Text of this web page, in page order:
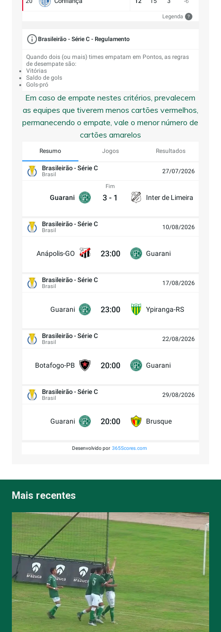
Legenda ?
Brasileirão - Série C - Regulamento
Quando dois (ou mais) times empatam em Pontos, as regras
de desempate são:
Vitórias
Saldo de gols
Gols-pró
Em caso de empate nestes critérios, prevalecem
as equipes que tiverem menos cartões vermelhos,
permanecendo o empate, vale o menor número de
cartões amarelos
Resumo Jogos Resultados
Brasileirão - Série C
Brasil 27/07/2026
Guarani
Fim
3 - 1 Inter de Limeira
Brasileirão - Série C
Brasil 10/08/2026
Anápolis-GO 23:00 Guarani
Brasileirão - Série C
Brasil 17/08/2026
Guarani 23:00 Ypiranga-RS
Brasileirão - Série C
Brasil 22/08/2026
Botafogo-PB 20:00 Guarani
Brasileirão - Série C
Brasil 29/08/2026
Guarani 20:00 Brusque
Desenvolvido por 365Scores.com
Mais recentes